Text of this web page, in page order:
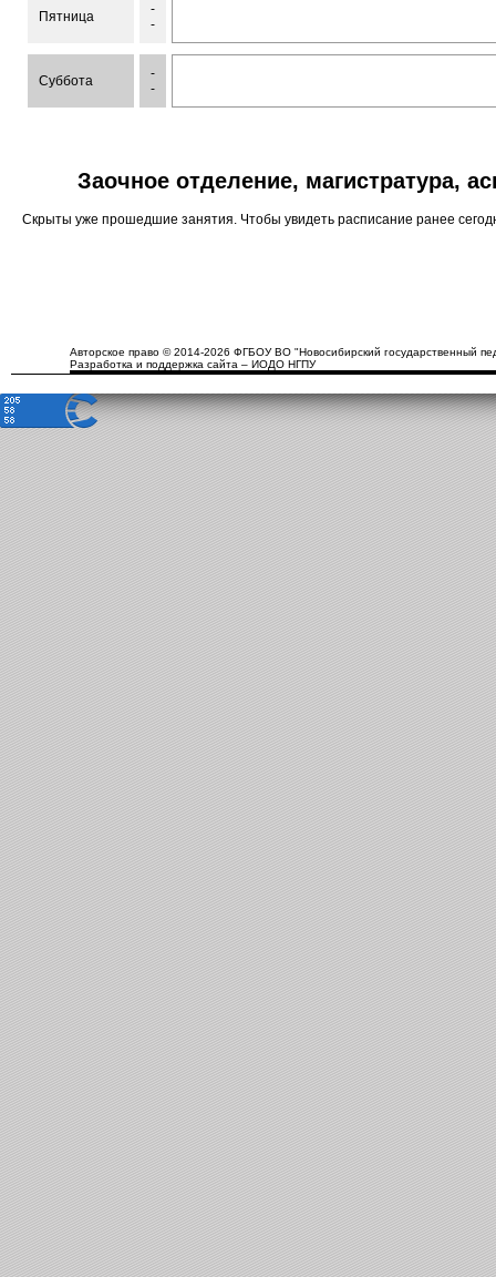
Пятница
-
-
Суббота
-
-
Заочное отделение, магистратура,
Скрыты уже прошедшие занятия. Чтобы увидеть расписание ранее
Авторское право © 2014-2026 ФГБОУ ВО "Новосибирский государственный
Разработка и поддержка сайта – ИОДО НГПУ